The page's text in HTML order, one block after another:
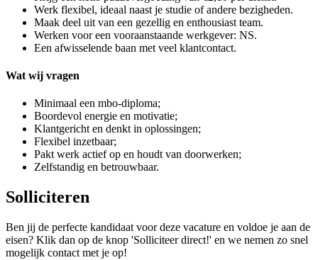
Werk flexibel, ideaal naast je studie of andere bezigheden.
Maak deel uit van een gezellig en enthousiast team.
Werken voor een vooraanstaande werkgever: NS.
Een afwisselende baan met veel klantcontact.
Wat wij vragen
Minimaal een mbo-diploma;
Boordevol energie en motivatie;
Klantgericht en denkt in oplossingen;
Flexibel inzetbaar;
Pakt werk actief op en houdt van doorwerken;
Zelfstandig en betrouwbaar.
Solliciteren
Ben jij de perfecte kandidaat voor deze vacature en voldoe je aan de
eisen? Klik dan op de knop 'Solliciteer direct!' en we nemen zo snel
mogelijk contact met je op!